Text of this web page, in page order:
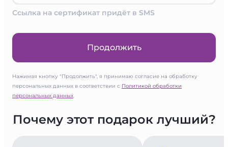
Ссылка на сертификат придёт в SMS
Продолжить
Нажимая кнопку "Продолжить", я принимаю согласие на обработку
персональных данных в соответствии с Политикой обработки
персональных данных.
Почему этот подарок лучший?